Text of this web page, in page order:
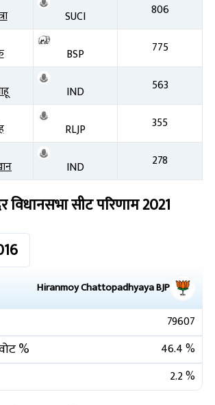
SUCI 806
BSP 775
IND 563
RLJP 355
IND 278
विधानसभा सीट परिणाम2021
Hiranmoy ChattopadhyayaBJP
79607
% 46.4%
2.2%